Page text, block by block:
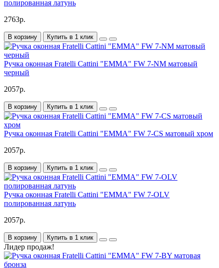
полированная латунь
2763р.
В корзину Купить в 1 клик
Ручка оконная Fratelli Cattini "EMMA" FW 7-NM матовый
черный
2057р.
В корзину Купить в 1 клик
Ручка оконная Fratelli Cattini "EMMA" FW 7-CS матовый хром
2057р.
В корзину Купить в 1 клик
Ручка оконная Fratelli Cattini "EMMA" FW 7-OLV
полированная латунь
2057р.
В корзину Купить в 1 клик
Лидер продаж!